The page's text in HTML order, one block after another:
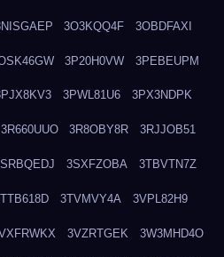
3O3KQQ4F 3OBDFAXI
3P20H0VW 3PEBEUPM
3PWL81U6 3PX3NDPK
3R660UUO 3R8OBY8R 3RJJOB51
3SXFZOBA 3TBVTN7Z
3TVMVY4A 3VPL82H9
3VZRTGEK 3W3MHD4O